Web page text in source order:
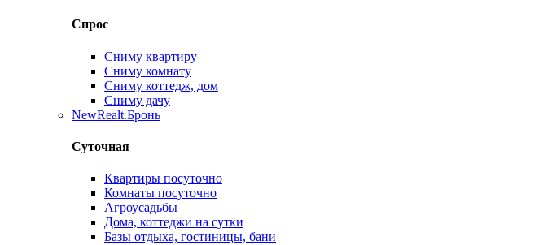
Спрос
Сниму квартиру
Сниму комнату
Сниму коттедж, дом
Сниму дачу
NewRealt.Бронь
Суточная
Квартиры посуточно
Комнаты посуточно
Агроусадьбы
Дома, коттеджи на сутки
Базы отдыха, гостиницы, бани